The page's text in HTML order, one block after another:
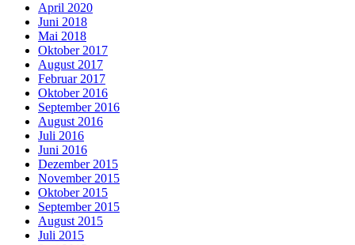
April 2020
Juni 2018
Mai 2018
Oktober 2017
August 2017
Februar 2017
Oktober 2016
September 2016
August 2016
Juli 2016
Juni 2016
Dezember 2015
November 2015
Oktober 2015
September 2015
August 2015
Juli 2015